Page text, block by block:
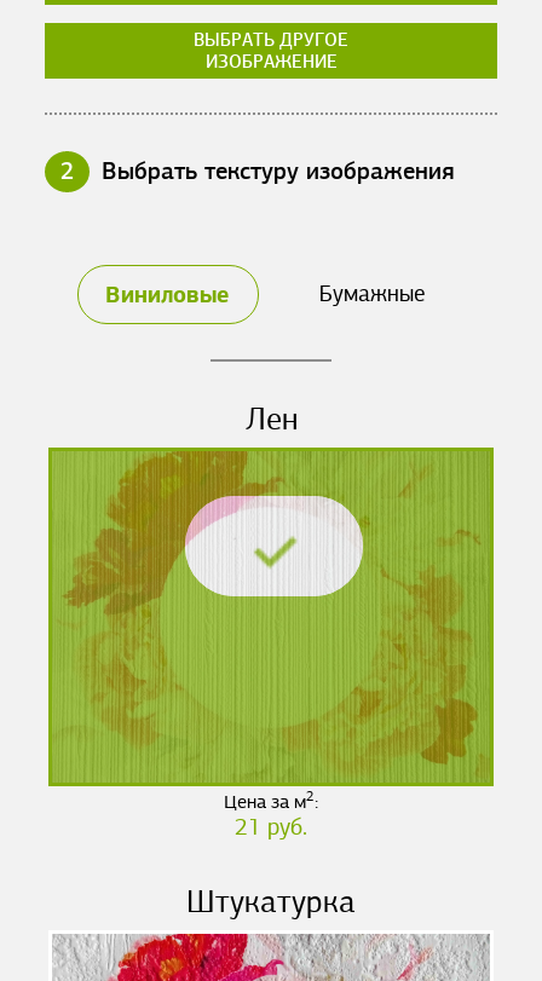
ВЫБРАТЬ ДРУГОЕ
ИЗОБРАЖЕНИЕ
2 Выбрать текстуру изображения
Виниловые Бумажные
Лен
Цена за м2:
21 руб.
Штукатурка